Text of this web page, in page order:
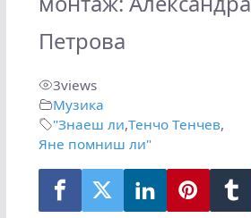
Петрова
3views
Музика
"Знаеш ли,Тенчо Тенчев,
Яне помниш ли"